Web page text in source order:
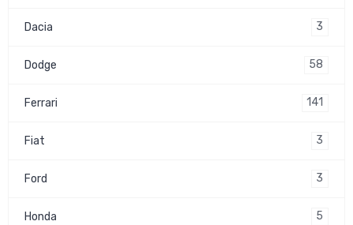
Dacia 3
Dodge 58
Ferrari 141
Fiat 3
Ford 3
Honda 5